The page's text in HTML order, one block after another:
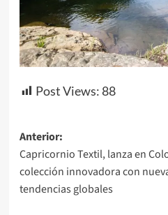
Post Views: 88
Navegación
de
entradas
Anterior:
Capricornio Textil, lanza en
colección innovadora con
tendencias globales